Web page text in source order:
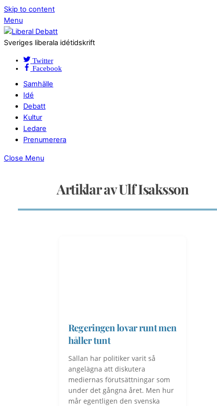
Skip to content
Menu
Sveriges liberala idétidskrift
Twitter
Facebook
Samhälle
Idé
Debatt
Kultur
Ledare
Prenumerera
Close Menu
Artiklar av Ulf Isaksson
Regeringen lovar runt men
håller tunt
Sällan har politiker varit så
angelägna att diskutera
mediernas förutsättningar som
under det gångna året. Men hur
mår egentligen den svenska